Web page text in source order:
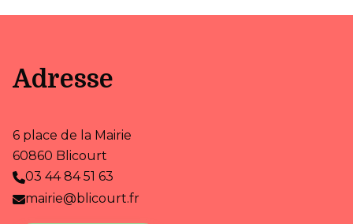
Adresse
6 place de la Mairie
60860 Blicourt
03 44 84 51 63
mairie@blicourt.fr